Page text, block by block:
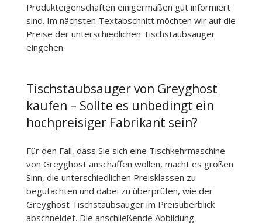
Produkteigenschaften einigermaßen gut informiert
sind. Im nächsten Textabschnitt möchten wir auf die
Preise der unterschiedlichen Tischstaubsauger
eingehen.
Tischstaubsauger von Greyghost
kaufen – Sollte es unbedingt ein
hochpreisiger Fabrikant sein?
Für den Fall, dass Sie sich eine Tischkehrmaschine
von Greyghost anschaffen wollen, macht es großen
Sinn, die unterschiedlichen Preisklassen zu
begutachten und dabei zu überprüfen, wie der
Greyghost Tischstaubsauger im Preisüberblick
abschneidet. Die anschließende Abbildung